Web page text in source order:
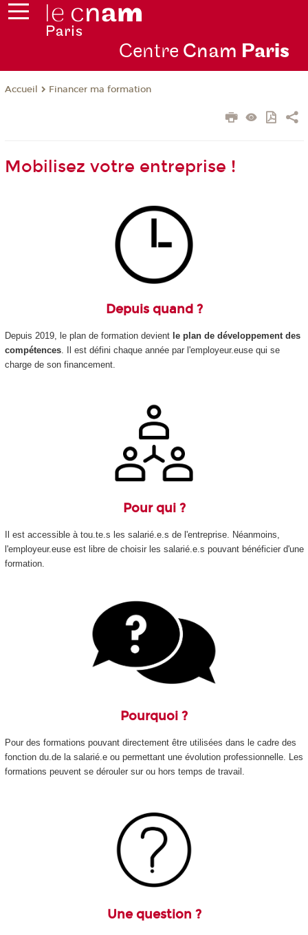
Centre Cnam Paris
Accueil Financer ma formation
Mobilisez votre entreprise !
Depuis quand ?
Depuis 2019, le plan de formation devient le plan de développement des
compétences. Il est défini chaque année par l'employeur.euse qui se
charge de son financement.
Pour qui ?
Il est accessible à tou.te.s les salarié.e.s de l'entreprise. Néanmoins,
l'employeur.euse est libre de choisir les salarié.e.s pouvant bénéficier d'une
formation.
Pourquoi ?
Pour des formations pouvant directement être utilisées dans le cadre des
fonction du.de la salarié.e ou permettant une évolution professionnelle. Les
formations peuvent se dérouler sur ou hors temps de travail.
Une question ?